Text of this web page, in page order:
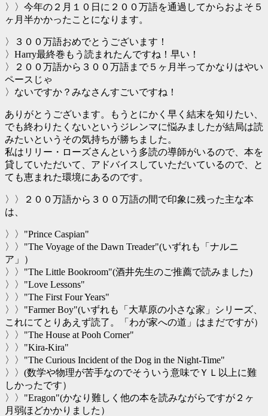
〉〉今年の２月１０日に２００万語を通過してからおよそ５
ヶ月半かかったことになります。
〉３００万語おめでとうございます！
〉Harry最終巻もう読まれたんですね！早い！
〉２００万語から３００万語まで５ヶ月半ってかなりはやい
ペースじゃ
〉ないですか？みなさんすごいですね！
ありがとうございます。もうとにかく早く結末を知りたい、
でも終わりたくないというジレンマに悩みましたが結局は読
みたいというその気持ちが勝ちました。
私はリリー・ローズさんという多読の導師がいるので、本を
貸していただいて、アドバイスしていただいているので、と
ても恵まれた環境にあるのです。
〉〉２００万語から３００万語の間で印象に残った主な本
は、
〉〉"Prince Caspian"
〉〉"The Voyage of the Dawn Treader"(いずれも「ナルニ
ア」）
〉〉"The Little Bookroom"(酒井先生のご推薦で読みました)
〉〉"Love Lessons"
〉〉"The First Four Years"
〉〉"Farmer Boy"(いずれも「大草原の小さな家」シリーズ、
これにてとりあえず読了。「わが家への道」はまだですが）
〉〉"The House at Pooh Corner"
〉〉"Kira-Kira"
〉〉"The Curious Incident of the Dog in the Night-Time"
〉〉(数学や物理が苦手なのでそういう意味でＹＬ以上に難
しかったです）
〉〉"Eragon"(かなり難しく他の本を読みながらですが２ヶ
月弱ほどかかりました）